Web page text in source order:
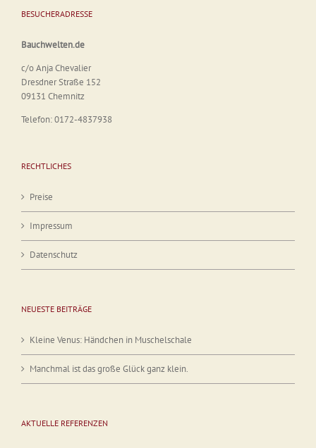
BESUCHERADRESSE
Bauchwelten.de
c/o Anja Chevalier
Dresdner Straße 152
09131 Chemnitz
Telefon: 0172-4837938
RECHTLICHES
Preise
Impressum
Datenschutz
NEUESTE BEITRÄGE
Kleine Venus: Händchen in Muschelschale
Manchmal ist das große Glück ganz klein.
AKTUELLE REFERENZEN